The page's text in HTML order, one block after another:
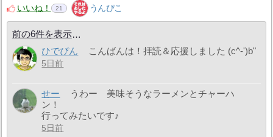
いいね！
21 うんぴこ
前の6件を表示
ひでぴん
こんばんは！拝読＆応援しました (c^-')b"
5日前
せー
うわー 美味そうなラーメンとチャーハ
ン！
行ってみたいです♪
5日前